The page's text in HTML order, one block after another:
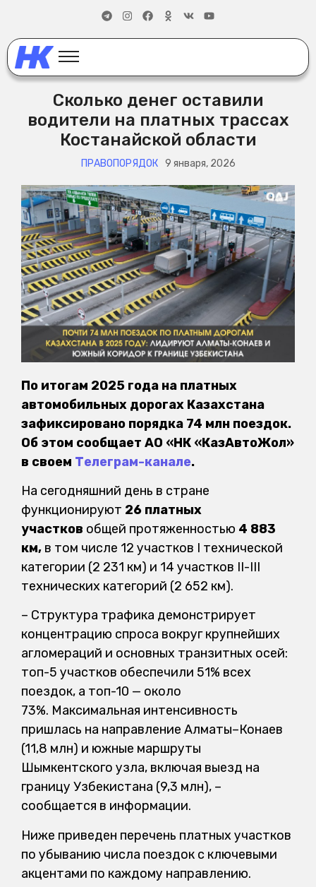
Сколько денег оставили
водители на платных трассах
Костанайской области
ПРАВОПОРЯДОК 9 января, 2026
По итогам 2025 года на платных
автомобильных дорогах Казахстана
зафиксировано порядка 74 млн поездок.
Об этом сообщает АО «НК «КазАвтоЖол»
в своем Телеграм-канале.
На сегодняшний день в стране
функционируют 26 платных
участков общей протяженностью 4 883
км, в том числе 12 участков I технической
категории (2 231 км) и 14 участков II-III
технических категорий (2 652 км).
– Структура трафика демонстрирует
концентрацию спроса вокруг крупнейших
агломераций и основных транзитных осей:
топ-5 участков обеспечили 51% всех
поездок, а топ-10 — около
73%. Максимальная интенсивность
пришлась на направление Алматы–Конаев
(11,8 млн) и южные маршруты
Шымкентского узла, включая выезд на
границу Узбекистана (9,3 млн), –
сообщается в информации.
Ниже приведен перечень платных участков
по убыванию числа поездок с ключевыми
акцентами по каждому направлению.